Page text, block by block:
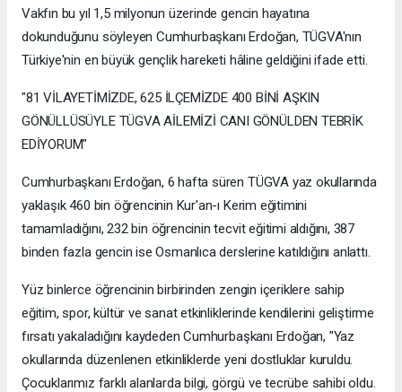
Vakfın bu yıl 1,5 milyonun üzerinde gencin hayatına
dokunduğunu söyleyen Cumhurbaşkanı Erdoğan, TÜGVA'nın
Türkiye'nin en büyük gençlik hareketi hâline geldiğini ifade etti.
"81 VİLAYETİMİZDE, 625 İLÇEMİZDE 400 BİNİ AŞKIN
GÖNÜLLÜSÜYLE TÜGVA AİLEMİZİ CANI GÖNÜLDEN TEBRİK
EDİYORUM"
Cumhurbaşkanı Erdoğan, 6 hafta süren TÜGVA yaz okullarında
yaklaşık 460 bin öğrencinin Kur'an-ı Kerim eğitimini
tamamladığını, 232 bin öğrencinin tecvit eğitimi aldığını, 387
binden fazla gencin ise Osmanlıca derslerine katıldığını anlattı.
Yüz binlerce öğrencinin birbirinden zengin içeriklere sahip
eğitim, spor, kültür ve sanat etkinliklerinde kendilerini geliştirme
fırsatı yakaladığını kaydeden Cumhurbaşkanı Erdoğan, "Yaz
okullarında düzenlenen etkinliklerde yeni dostluklar kuruldu.
Çocuklarımız farklı alanlarda bilgi, görgü ve tecrübe sahibi oldu.